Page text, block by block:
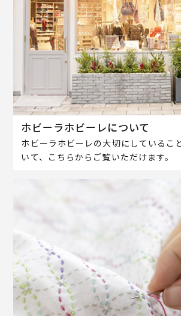
ホビーラホビーレについて
ホビーラホビーレの大切にしているこ
いて、こちらからご覧いただけます。